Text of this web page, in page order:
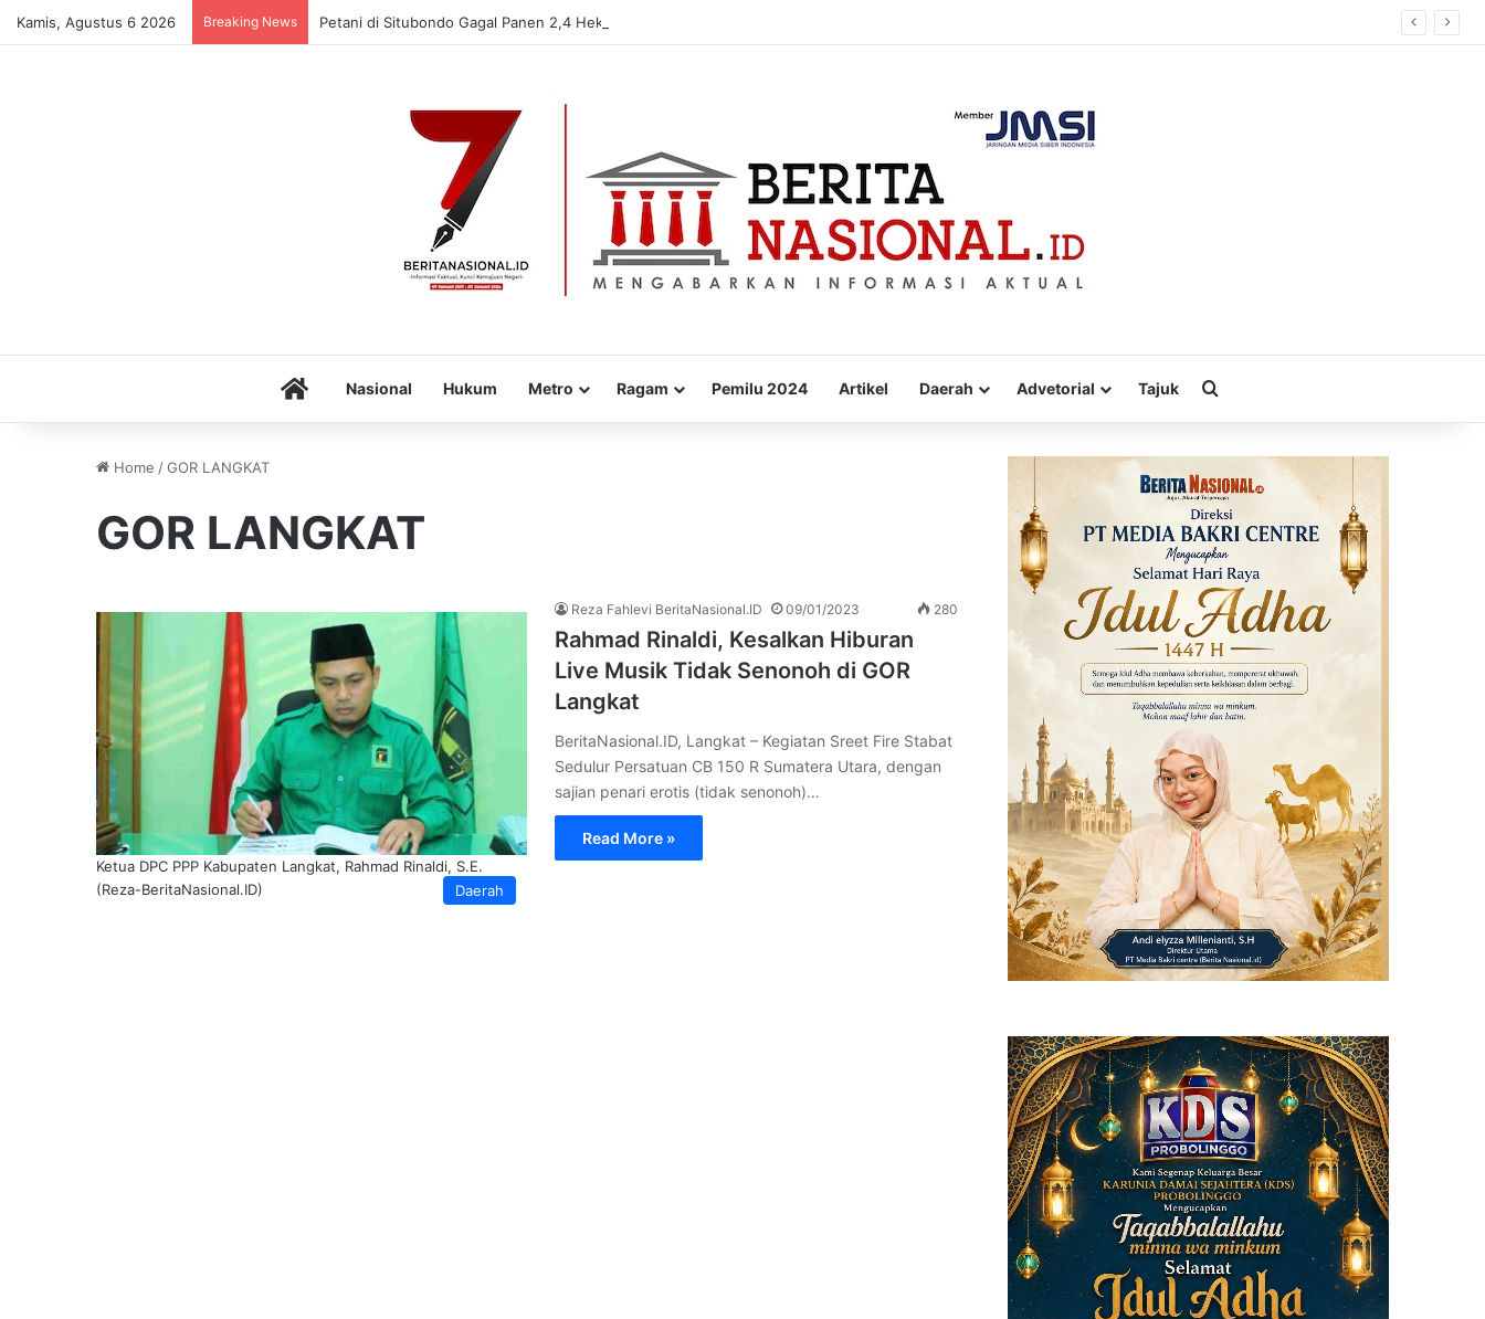
Kamis, Agustus 6 2026 Breaking News Petani di Situbondo Gagal Panen 2,4 Hektare, Diduga Terdampak Limbah Pabrik Gula, Kerugian Capai Rp 51 Juta
HomeNasional Hukum Metro Ragam Pemilu 2024 Artikel Daerah Advetorial Tajuk
Home /GOR LANGKAT
GOR LANGKAT
Daerah
Ketua DPC PPP Kabupaten Langkat, Rahmad Rinaldi, S.E.
(Reza-BeritaNasional.ID)
Reza Fahlevi BeritaNasional.ID 09/01/2023 280
Rahmad Rinaldi, Kesalkan Hiburan
Live Musik Tidak Senonoh di GOR
Langkat
BeritaNasional.ID, Langkat – Kegiatan Sreet Fire Stabat
Sedulur Persatuan CB 150 R Sumatera Utara, dengan
sajian penari erotis (tidak senonoh)…
Read More »